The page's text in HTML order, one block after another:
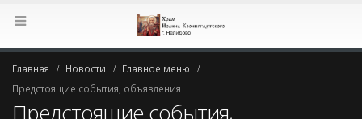
Главная Новости
Главное меню
Предстоящие события, объявления
Предстоящие события,